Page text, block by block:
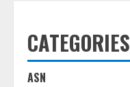
CATEGORIES
ASN